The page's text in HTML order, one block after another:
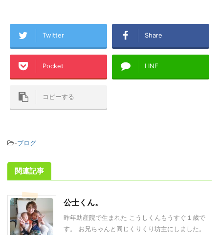
Twitter Share
Pocket LINE
コピーする
-ブログ
関連記事
公士くん。
昨年助産院で生まれた こうしくんもうすぐ１歳で
す。 お兄ちゃんと同じくりくり坊主にしました。